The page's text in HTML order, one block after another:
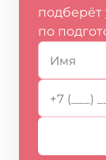
по